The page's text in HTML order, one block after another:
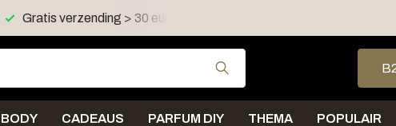
Gratis verzending > 30 euro in NL en BE
Gebruik de pijltjes op en
BODY CADEAUS PARFUM DIY THEMA POPULAIR